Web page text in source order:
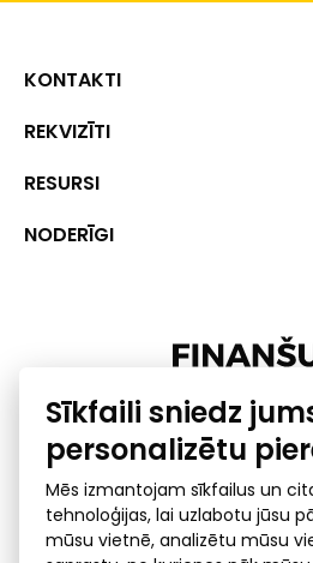
KONTAKTI
Biznesa centrs "VERDE" Roberta
1045
+371 287 18175
REKVIZĪTI
Reģ. Nr. 40008002175
Banka: SEB Banka
RESURSI
Dati
Uzņēmumu kredītspējas
NODERĪGI
Ombuds
Sīkfaili sniedz
personalizētu
Mēs izmantojam sīkfailus un
tehnoloģijas, lai uzlabotu jūsu
mūsu vietnē, analizētu mūsu